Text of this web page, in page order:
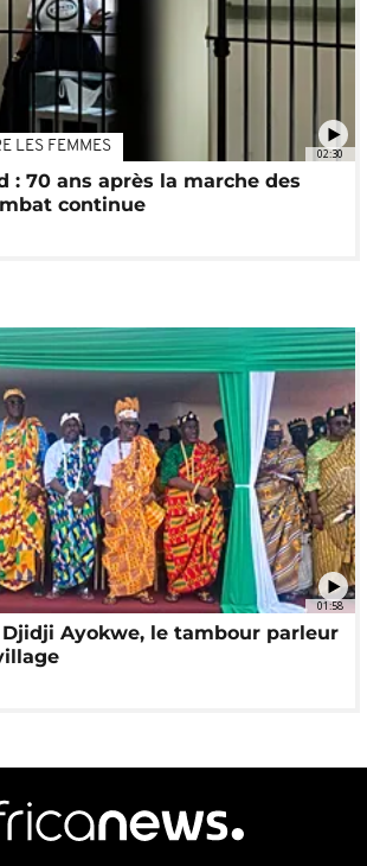
02:30
LES FEMMES
: 70 ans après la marche des
continue
01:58
Ayokwe, le tambour parleur